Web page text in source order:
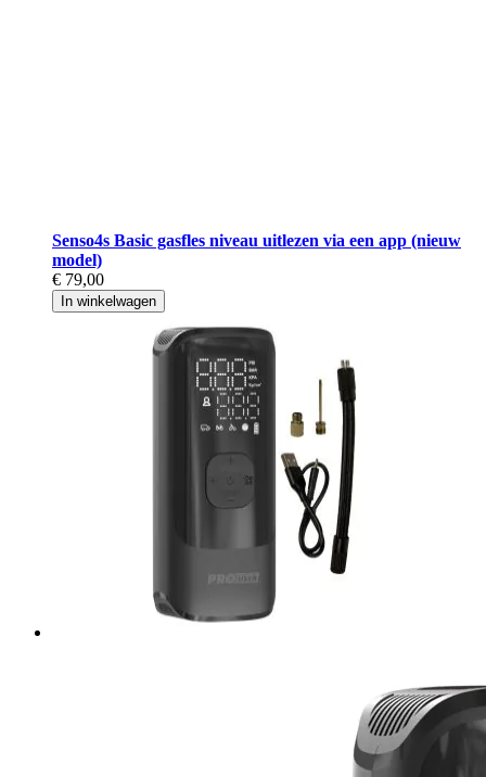
Senso4s Basic gasfles niveau uitlezen via een app (nieuw
model)
€ 79,00
In winkelwagen